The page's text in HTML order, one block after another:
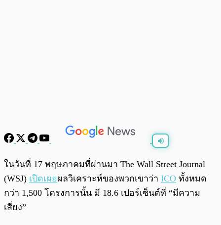
พร้อมเล่น
ในวันที่ 17 พฤษภาคมที่ผ่านมา The Wall Street Journal
(WSJ) เปิดเผยผลวิเคราะห์ของพวกเขาว่า ICO ทั้งหมด
กว่า 1,500 โครงการนั้น มี 18.6 เปอร์เซ็นต์ที่ “มีความ
เสี่ยง”